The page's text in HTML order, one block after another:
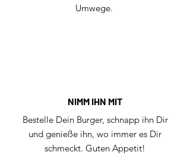
Umwege.
NIMM IHN MIT
Bestelle Dein Burger, schnapp ihn Dir
und genieße ihn, wo immer es Dir
schmeckt. Guten Appetit!